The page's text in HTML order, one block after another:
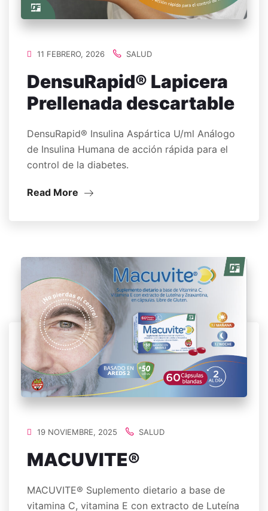
11 FEBRERO, 2026 SALUD
DensuRapid® Lapicera
Prellenada descartable
DensuRapid® Insulina Aspártica U/ml Análogo
de Insulina Humana de acción rápida para el
control de la diabetes.
Read More
19 NOVIEMBRE, 2025 SALUD
MACUVITE®
MACUVITE® Suplemento dietario a base de
vitamina C, vitamina E con extracto de Luteína